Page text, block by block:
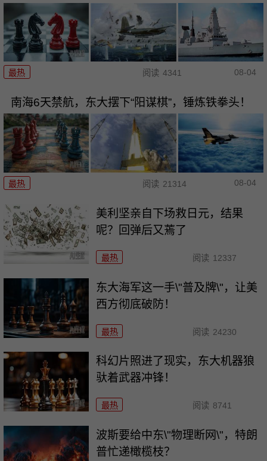
最热 阅读 4341 08-04
南海6天禁航，东大摆下“阳谋棋”，锤炼铁拳头！
最热 阅读 21314 08-04
美利坚亲自下场救日元，结果
呢？回弹后又蔫了
最热 阅读 12337
东大海军这一手\"普及牌\"，让美
西方彻底破防！
最热 阅读 24230
科幻片照进了现实，东大机器狼
驮着武器冲锋！
最热 阅读 8741
波斯要给中东\"物理断网\"，特朗
普忙递橄榄枝？